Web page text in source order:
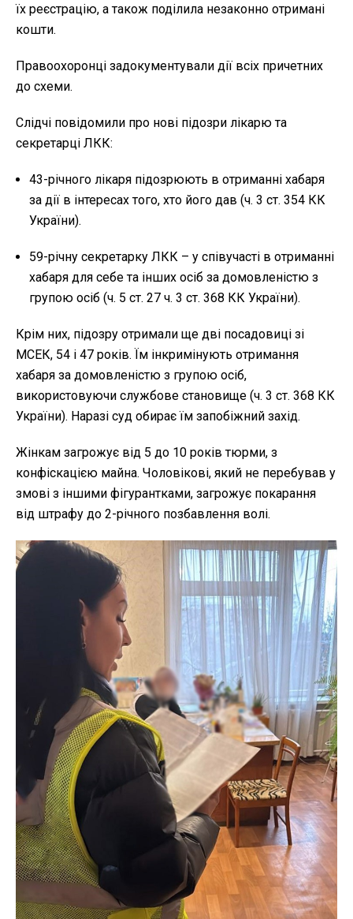
їх реєстрацію, а також поділила незаконно отримані
кошти.
Правоохоронці задокументували дії всіх причетних
до схеми.
Слідчі повідомили про нові підозри лікарю та
секретарці ЛКК:
43-річного лікаря підозрюють в отриманні хабаря
за дії в інтересах того, хто його дав (ч. 3 ст. 354 КК
України).
59-річну секретарку ЛКК – у співучасті в отриманні
хабаря для себе та інших осіб за домовленістю з
групою осіб (ч. 5 ст. 27 ч. 3 ст. 368 КК України).
Крім них, підозру отримали ще дві посадовиці зі
МСЕК, 54 і 47 років. Їм інкримінують отримання
хабаря за домовленістю з групою осіб,
використовуючи службове становище (ч. 3 ст. 368 КК
України). Наразі суд обирає їм запобіжний захід.
Жінкам загрожує від 5 до 10 років тюрми, з
конфіскацією майна. Чоловікові, який не перебував у
змові з іншими фігурантками, загрожує покарання
від штрафу до 2-річного позбавлення волі.